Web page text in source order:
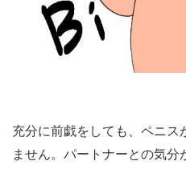
【挿入前】チンコをフル